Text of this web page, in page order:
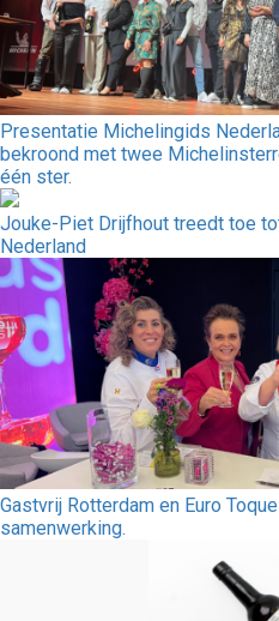
Presentatie Michelingids
bekroond met twee
één ster.
Jouke-Piet Drijfhout treedt toe
Nederland
Gastvrij Rotterdam en Euro
samenwerking.